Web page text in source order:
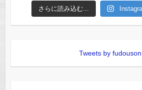
さらに読み込む...
Tweets by fudouson